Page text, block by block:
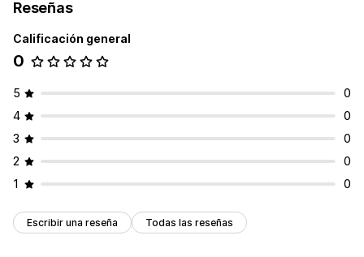
Reseñas
Calificación general
0
5
0
4
0
3
0
2
0
1
0
Escribir una reseña Todas las reseñas